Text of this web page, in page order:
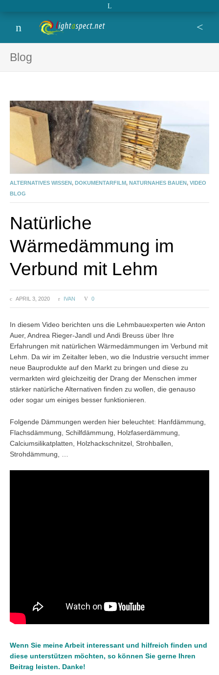
Menu
Blog
ALTERNATIVES WISSEN, DOKUMENTARFILM, NATURNAHES BAUEN, VIDEO
BLOG
Natürliche
Wärmedämmung im
Verbund mit Lehm
APRIL 3, 2020 IVAN 0
In diesem Video berichten uns die Lehmbauexperten wie Anton
Auer, Andrea Rieger-Jandl und Andi Breuss über Ihre
Erfahrungen mit natürlichen Wärmedämmungen im Verbund mit
Lehm. Da wir im Zeitalter leben, wo die Industrie versucht immer
neue Bauprodukte auf den Markt zu bringen und diese zu
vermarkten wird gleichzeitig der Drang der Menschen immer
stärker natürliche Alternativen finden zu wollen, die genauso
oder sogar um einiges besser funktionieren.
Folgende Dämmungen werden hier beleuchtet: Hanfdämmung,
Flachsdämmung, Schilfdämmung, Holzfaserdämmung,
Calciumsilikatplatten, Holzhackschnitzel, Strohballen,
Strohdämmung, …
Wenn Sie meine Arbeit interessant und hilfreich finden und
diese unterstützen möchten, so können Sie gerne Ihren
Beitrag leisten. Danke!